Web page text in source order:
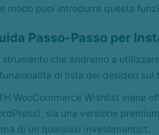
modo puoi introdurre questa
Passo-Passo per
strumento che andremo a
di lista dei desideri sul
WooCommerce Wishlist viene
sia una versione
di un qualsiasi investimento:t.